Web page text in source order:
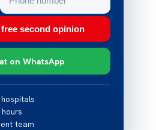
free second opinion
on WhatsApp
team